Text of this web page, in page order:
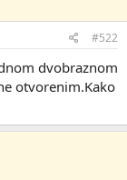
#522
dvobraznom
otvorenim.Kako